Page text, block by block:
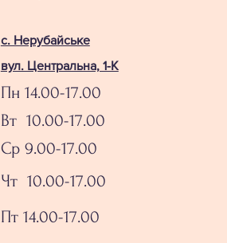
с. Нерубайське
вул. Центральна, 1-К
Пн 14.00-17.00
Вт 10.00-17.00
Ср 9.00-17.00
Чт 10.00-17.00
Пт 14.00-17.00